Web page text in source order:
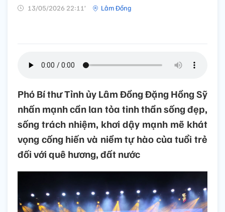
13/05/2026 22:11’ Lâm Đồng
Phó Bí thư Tỉnh ủy Lâm Đồng Đặng Hồng Sỹ
nhấn mạnh cần lan tỏa tinh thần sống đẹp,
sống trách nhiệm, khơi dậy mạnh mẽ khát
vọng cống hiến và niềm tự hào của tuổi trẻ
đối với quê hương, đất nước